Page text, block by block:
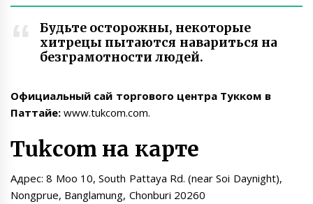
Будьте осторожны, некоторые
хитрецы пытаются навариться на
безграмотности людей.
Официальный сай торгового центра Тукком в
Паттайе: www.tukcom.com.
Tukcom на карте
Адрес: 8 Moo 10, South Pattaya Rd. (near Soi Daynight),
Nongprue, Banglamung, Chonburi 20260